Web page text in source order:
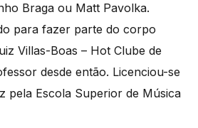
Braga ou Matt Pavolka.
para fazer parte do corpo
Villas-Boas – Hot Clube de
desde então. Licenciou-se
pela Escola Superior de Música